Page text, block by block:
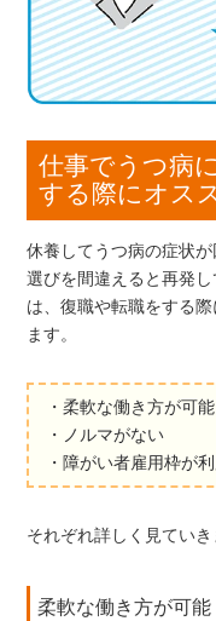
仕事でうつ病
する際にオス
休養してうつ病の症状
選びを間違えると再発
は、復職や転職をする
ます。
・柔軟な働き方が可能
・ノルマがない
・障がい者雇用枠が
それぞれ詳しく見ていき
柔軟な働き方が可能